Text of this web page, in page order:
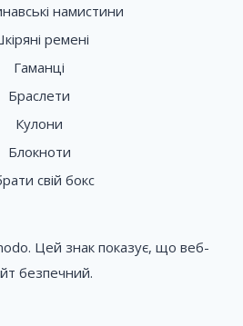
намистини
ремені
Гаманці
Браслети
Кулони
Блокноти
свій бокс
Цей знак показує, що веб-
безпечний.